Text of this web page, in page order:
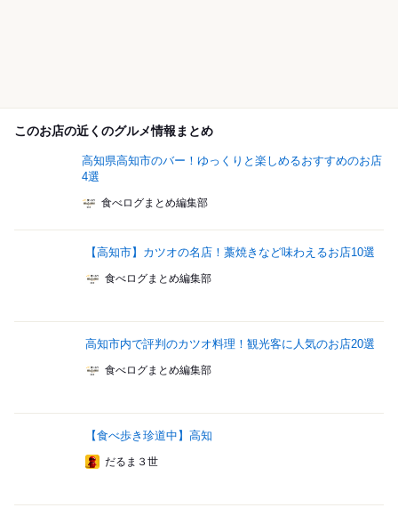
このお店の近くのグルメ情報まとめ
高知県高知市のバー！ゆっくりと楽しめるおすすめのお店
4選
食べログまとめ編集部
【高知市】カツオの名店！藁焼きなど味わえるお店10選
食べログまとめ編集部
高知市内で評判のカツオ料理！観光客に人気のお店20選
食べログまとめ編集部
【食べ歩き珍道中】高知
だるま３世